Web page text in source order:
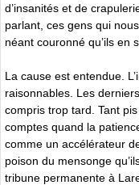
d’insanités et de
parlant, ces gens qui
néant couronné qu’ils en
La cause est entendue.
raisonnables. Les
compris trop tard. Tant
comptes quand la
comme un accélérateur
poison du mensonge
tribune permanente à